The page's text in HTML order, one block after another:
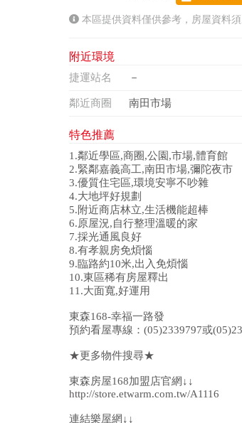
本區提供資料僅供參考，房屋資料須
附近環境
捷運站名 －
鄰近商圈 南田市場
特色推薦
1.鄰近學區,商圈,公園,市場,體育館
2.緊鄰嘉義高工,南田市場,彌陀夜市
3.優質住宅區,環境安寧不吵雜
4.大地坪好規劃
5.附近商店林立,生活機能超棒
6.原屋況,自行整理溫暖的家
7.採光通風良好
8.有孝親房免煩惱
9.臨路約10米,出入免煩惱
10.東區稀有房屋釋出
11.大面寬,好運用
東森168-幸福一路發
預約看屋專線：(05)2339797或
★更多物件搜尋★
東森房屋168加盟店官網↓↓
http://store.etwarm.com.tw/A1116
連結樂屋網↓↓